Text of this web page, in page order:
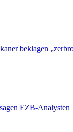
beklagen
EZB-Analysten